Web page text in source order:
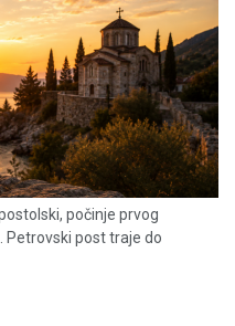
počinje prvog
Petrovski post traje do